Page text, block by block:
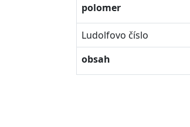
polomer
Ludolfovo číslo
obsah